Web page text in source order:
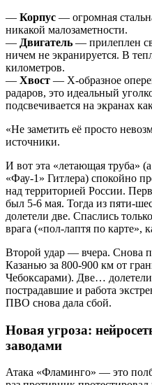
— Корпус — огромная
никакой малозаметности.
— Двигатель — прилеплен
ничем не экранируется. В
километров.
— Хвост — Х-образное
радаров, это идеальный
подсвечивается на экранах
«Не заметить её просто
источники.
И вот эта «летающая труба»
«Фау-1» Гитлера) спокойно
над территорией России.
был 5-6 мая. Тогда из пяти-
долетели две. Спаслись
врага («пол-лаптя по карте»,
Второй удар — вчера. Снова
Казанью за 800-900 км от
Чебоксарами). Две…
пострадавшие и работа
ПВО снова дала сбой.
Новая угроза:
заводами
Атака «Фламинго» — это